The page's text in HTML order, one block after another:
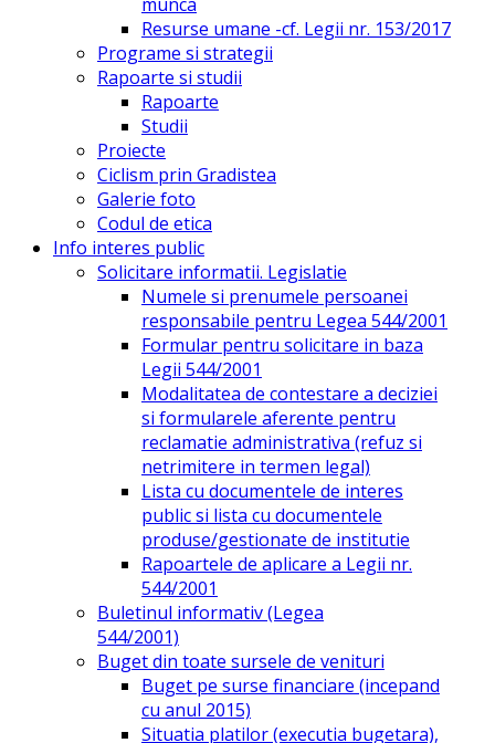
Resurse umane -cf. Legii nr. 153/2017
Programe si strategii
Rapoarte si studii
Rapoarte
Studii
Proiecte
Ciclism prin Gradistea
Galerie foto
Codul de etica
Info interes public
Solicitare informatii. Legislatie
Numele si prenumele persoanei
responsabile pentru Legea 544/2001
Formular pentru solicitare in baza
Legii 544/2001
Modalitatea de contestare a deciziei
si formularele aferente pentru
reclamatie administrativa (refuz si
netrimitere in termen legal)
Lista cu documentele de interes
public si lista cu documentele
produse/gestionate de institutie
Rapoartele de aplicare a Legii nr.
544/2001
Buletinul informativ (Legea
544/2001)
Buget din toate sursele de venituri
Buget pe surse financiare (incepand
cu anul 2015)
Situatia platilor (executia bugetara),